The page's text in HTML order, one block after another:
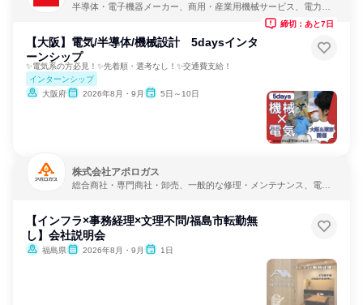
半導体・電子機器メーカー、商用・産業用機械サービス、電力・
【大阪】電気/半導体/機械設計 5daysインタ
ーンシップ
✨電気系の方必見！✨先着順・選考なし！✨交通費支給！
インターンシップ
大阪府
2026年8月・9月 5日～10日
締切：あと7日
株式会社アポロガス
総合商社・専門商社・卸売、一般的な修理・メンテナンス、電
【インフラ×事務経理×文理不問/福島市転勤無
し】会社説明会
福島県 2026年8月・9月 1日